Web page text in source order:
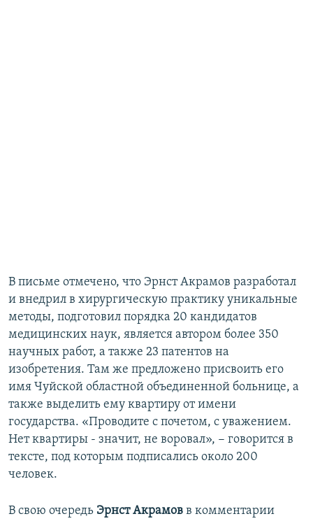
В письме отмечено, что Эрнст Акрамов разработал
и внедрил в хирургическую практику уникальные
методы, подготовил порядка 20 кандидатов
медицинских наук, является автором более 350
научных работ, а также 23 патентов на
изобретения. Там же предложено присвоить его
имя Чуйской областной объединенной больнице, а
также выделить ему квартиру от имени
государства. «Проводите с почетом, с уважением.
Нет квартиры - значит, не воровал», − говорится в
тексте, под которым подписались около 200
человек.
В свою очередь Эрнст Акрамов в комментарии